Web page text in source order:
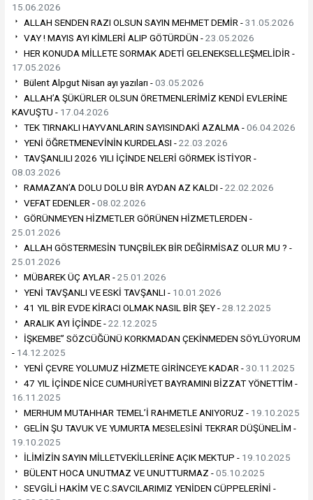
15.06.2026
ALLAH SENDEN RAZI OLSUN SAYIN MEHMET DEMİR -31.05.2026
VAY ! MAYIS AYI KİMLERİ ALIP GÖTÜRDÜN -23.05.2026
HER KONUDA MİLLETE SORMAK ADETİ GELENEKSELLEŞMELİDİR -
17.05.2026
Bülent Alpgut Nisan ayı yazıları -03.05.2026
ALLAH’A ŞÜKÜRLER OLSUN ÖRETMENLERİMİZ KENDİ EVLERİNE
KAVUŞTU - 17.04.2026
TEK TIRNAKLI HAYVANLARIN SAYISINDAKİ AZALMA -06.04.2026
YENİ ÖĞRETMENEVİNİN KURDELASI -22.03.2026
TAVŞANLILI 2026 YILI İÇİNDE NELERİ GÖRMEK İSTİYOR -
08.03.2026
RAMAZAN’A DOLU DOLU BİR AYDAN AZ KALDI -22.02.2026
VEFAT EDENLER -08.02.2026
GÖRÜNMEYEN HİZMETLER GÖRÜNEN HİZMETLERDEN -
25.01.2026
ALLAH GÖSTERMESİN TUNÇBİLEK BİR DEĞİRMİSAZ OLUR MU ? -
25.01.2026
MÜBAREK ÜÇ AYLAR -25.01.2026
YENİ TAVŞANLI VE ESKİ TAVŞANLI - 10.01.2026
41 YIL BİR EVDE KİRACI OLMAK NASIL BİR ŞEY -28.12.2025
ARALIK AYI İÇİNDE -22.12.2025
İŞKEMBE” SÖZCÜĞÜNÜ KORKMADAN ÇEKİNMEDEN SÖYLÜYORUM
- 14.12.2025
YENİ ÇEVRE YOLUMUZ HİZMETE GİRİNCEYE KADAR -30.11.2025
47 YIL İÇİNDE NİCE CUMHURİYET BAYRAMINI BİZZAT YÖNETTİM -
16.11.2025
MERHUM MUTAHHAR TEMEL’İ RAHMETLE ANIYORUZ - 19.10.2025
GELİN ŞU TAVUK VE YUMURTA MESELESİNİ TEKRAR DÜŞÜNELİM -
19.10.2025
İLİMİZİN SAYIN MİLLETVEKİLLERİNE AÇIK MEKTUP - 19.10.2025
BÜLENT HOCA UNUTMAZ VE UNUTTURMAZ -05.10.2025
SEVGİLİ HAKİM VE C.SAVCILARIMIZ YENİDEN CÜPPELERİNİ -